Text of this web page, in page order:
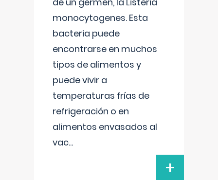
monocytogenes. Esta
bacteria puede
encontrarse en muchos
tipos de alimentos y
puede vivir a
temperaturas frías de
refrigeración o en
alimentos envasados al
vac...
+